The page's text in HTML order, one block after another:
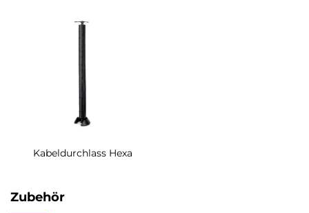
Kabeldurchlass Hexa
Zubehör